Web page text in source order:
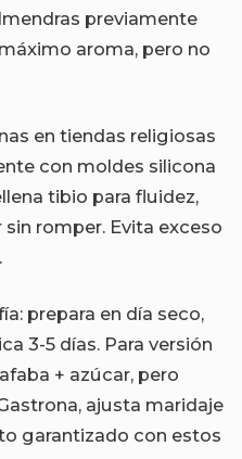
previamente
aroma, pero no
en tiendas religiosas
con moldes silicona
tibio para fluidez,
romper. Evita exceso
prepara en día seco,
3-5 días. Para versión
+ azúcar, pero
ajusta maridaje
garantizado con estos